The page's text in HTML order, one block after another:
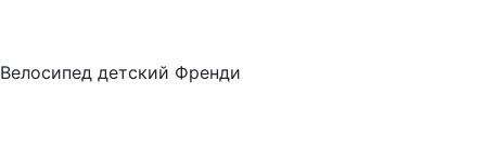
Велосипед детский Френди